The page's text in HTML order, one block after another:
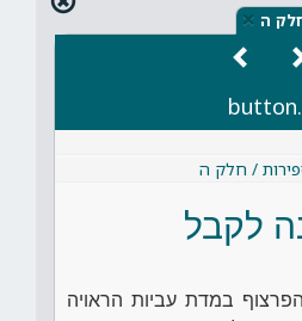
ה ×
/ חלק ה
לקבל
במדת עביות הראויה